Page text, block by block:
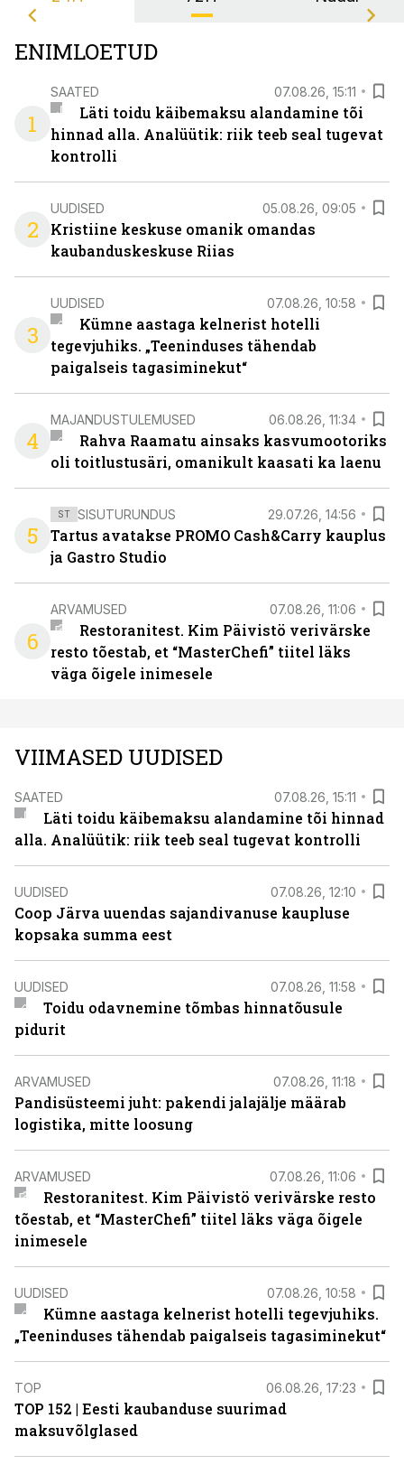
ENIMLOETUD
1
SAATED 07.08.26, 15:11
Läti toidu käibemaksu alandamine tõi
hinnad alla. Analüütik: riik teeb seal tugevat
kontrolli
2
UUDISED 05.08.26, 09:05
Kristiine keskuse omanik omandas
kaubanduskeskuse Riias
3
UUDISED 07.08.26, 10:58
Kümne aastaga kelnerist hotelli
tegevjuhiks. „Teeninduses tähendab
paigalseis tagasiminekut“
4
MAJANDUSTULEMUSED 06.08.26, 11:34
Rahva Raamatu ainsaks kasvumootoriks
oli toitlustusäri, omanikult kaasati ka laenu
5
ST SISUTURUNDUS 29.07.26, 14:56
Tartus avatakse PROMO Cash&Carry kauplus
ja Gastro Studio
6
ARVAMUSED 07.08.26, 11:06
Restoranitest. Kim Päivistö verivärske
resto tõestab, et “MasterChefi” tiitel läks
väga õigele inimesele
VIIMASED UUDISED
SAATED 07.08.26, 15:11
Läti toidu käibemaksu alandamine tõi hinnad
alla. Analüütik: riik teeb seal tugevat kontrolli
UUDISED 07.08.26, 12:10
Coop Järva uuendas sajandivanuse kaupluse
kopsaka summa eest
UUDISED 07.08.26, 11:58
Toidu odavnemine tõmbas hinnatõusule
pidurit
ARVAMUSED 07.08.26, 11:18
Pandisüsteemi juht: pakendi jalajälje määrab
logistika, mitte loosung
ARVAMUSED 07.08.26, 11:06
Restoranitest. Kim Päivistö verivärske resto
tõestab, et “MasterChefi” tiitel läks väga õigele
inimesele
UUDISED 07.08.26, 10:58
Kümne aastaga kelnerist hotelli tegevjuhiks.
„Teeninduses tähendab paigalseis tagasiminekut“
TOP 06.08.26, 17:23
TOP 152 | Eesti kaubanduse suurimad
maksuvõlglased